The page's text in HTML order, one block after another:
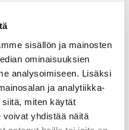
sisällön ja mainosten
ominaisuuksien
analysoimiseen. Lisäksi
ja analytiikka-
miten käytät
yhdistää näitä
yhteydessä